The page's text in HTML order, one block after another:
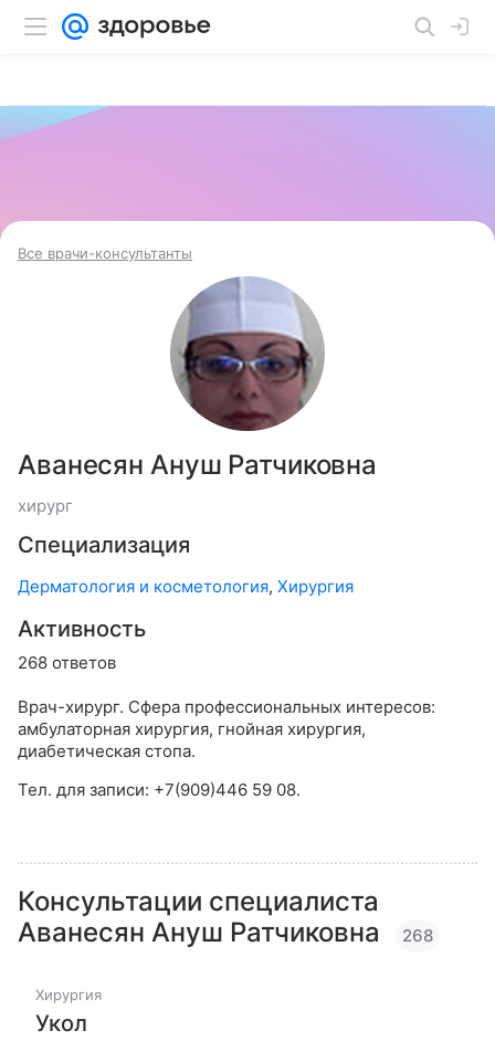
Все врачи-консультанты
Аванесян Ануш Ратчиковна
хирург
Специализация
Дерматология и косметология, Хирургия
Активность
268 ответов
Врач-хирург. Сфера профессиональных интересов:
амбулаторная хирургия, гнойная хирургия,
диабетическая стопа.
Тел. для записи: +7(909)446 59 08.
Консультации специалиста
Аванесян Ануш Ратчиковна
268
Хирургия
Укол